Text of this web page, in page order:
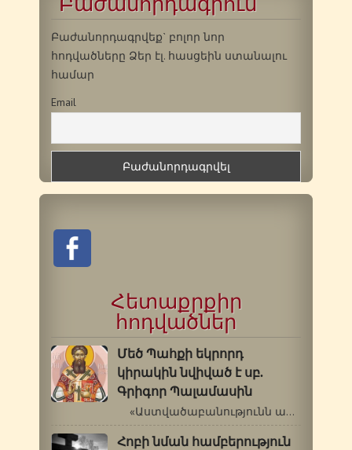
Բաժանորդագրվեք` բոլոր նոր
հոդվածները Ձեր էլ. հասցեին ստանալու
համար
Email
Հետաքրքիր
հոդվածներ
Մեծ Պահքի եկրորդ
կիրակին նվիված է սբ.
Գրիգոր Պալամասին
«Աստվածաբանությունն ամբողջանում…
Հոբի նման համբերություն